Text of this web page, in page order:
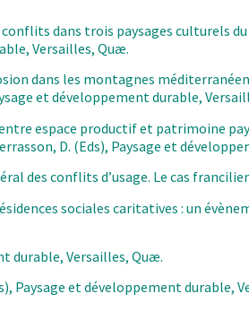
conflits dans trois paysages culturels
Versailles, Quæ.
dans les montagnes
et développement durable,
entre espace productif et patrimoine
D. (Eds), Paysage et
des conflits d’usage. Le cas
sociales caritatives : un
durable, Versailles, Quæ.
Paysage et développement durable,